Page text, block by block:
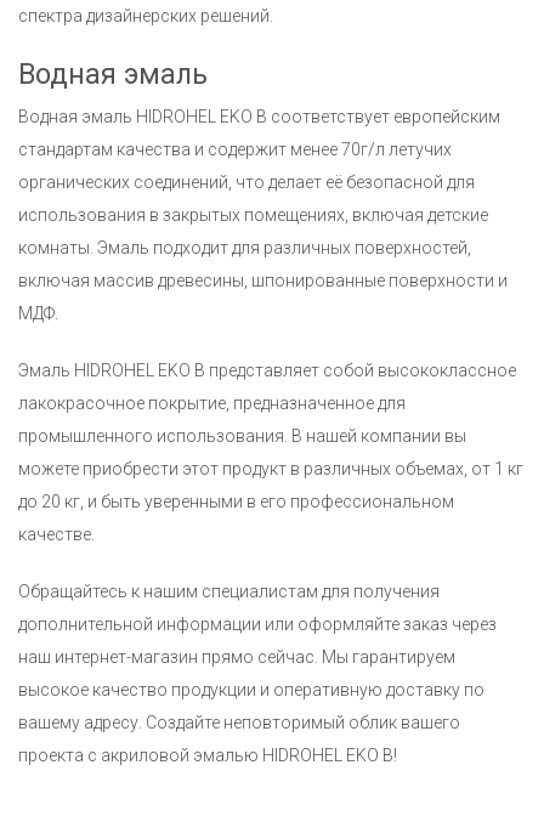
спектра дизайнерских решений.
Водная эмаль
Водная эмаль HIDROHEL EKO B соответствует европейским
стандартам качества и содержит менее 70г/л летучих
органических соединений, что делает её безопасной для
использования в закрытых помещениях, включая детские
комнаты. Эмаль подходит для различных поверхностей,
включая массив древесины, шпонированные поверхности и
МДФ.
Эмаль HIDROHEL EKO B представляет собой высококлассное
лакокрасочное покрытие, предназначенное для
промышленного использования. В нашей компании вы
можете приобрести этот продукт в различных объемах, от 1 кг
до 20 кг, и быть уверенными в его профессиональном
качестве.
Обращайтесь к нашим специалистам для получения
дополнительной информации или оформляйте заказ через
наш интернет-магазин прямо сейчас. Мы гарантируем
высокое качество продукции и оперативную доставку по
вашему адресу. Создайте неповторимый облик вашего
проекта с акриловой эмалью HIDROHEL EKO B!